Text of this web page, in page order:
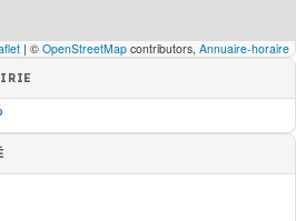
| © OpenStreetMap contributors, Annuaire-horaire